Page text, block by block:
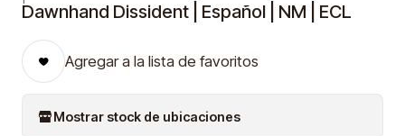
Dawnhand Dissident | Español | NM | ECL
Agregar a la lista de favoritos
Mostrar stock de ubicaciones